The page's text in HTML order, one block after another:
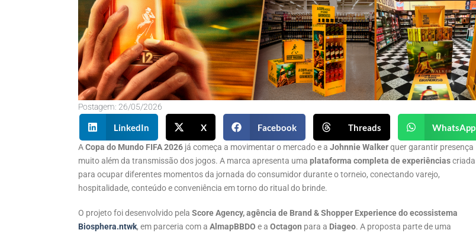
Postagem: 26/05/2026
LinkedIn X Facebook Threads WhatsApp
ACopa do Mundo FIFA 2026 já começa a movimentar o mercado e a Johnnie Walkerquer garantir presença
muito além da transmissão dos jogos. A marca apresenta uma plataforma completa de experiênciascriada
para ocupar diferentes momentos da jornada do consumidor durante o torneio, conectando varejo,
hospitalidade, conteúdo e conveniência em torno do ritual do brinde.
O projeto foi desenvolvido pela Score Agency, agência de Brand & Shopper Experience do ecossistema
Biosphera.ntwk, em parceria com a AlmapBBDO e a Octagon para a Diageo. A proposta parte de uma